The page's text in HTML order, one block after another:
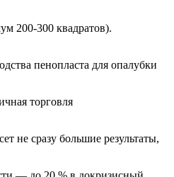
200-300 квадратов).
пенопласта для опалубки
торговля
не сразу большие результаты,